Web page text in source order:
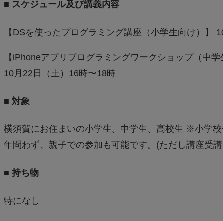
■ スケジュール及び講義内容
【DSを使ったプログラミング講座（小学生向け）】
【iPhoneアプリプログラミングワークショップ（中
10月22日（土）16時〜18時
■ 対象
横須賀にお住まいの小学生、中学生、高校生 ※小学
年問わず、親子での参加も可能です。(ただし講座受
■ 持ち物
特になし